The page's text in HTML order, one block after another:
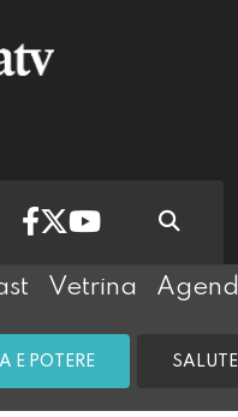
Vetrina
E POTERE